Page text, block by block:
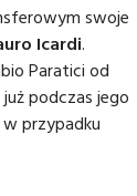
swoje
Icardi.
Paratici od
podczas jego
przypadku